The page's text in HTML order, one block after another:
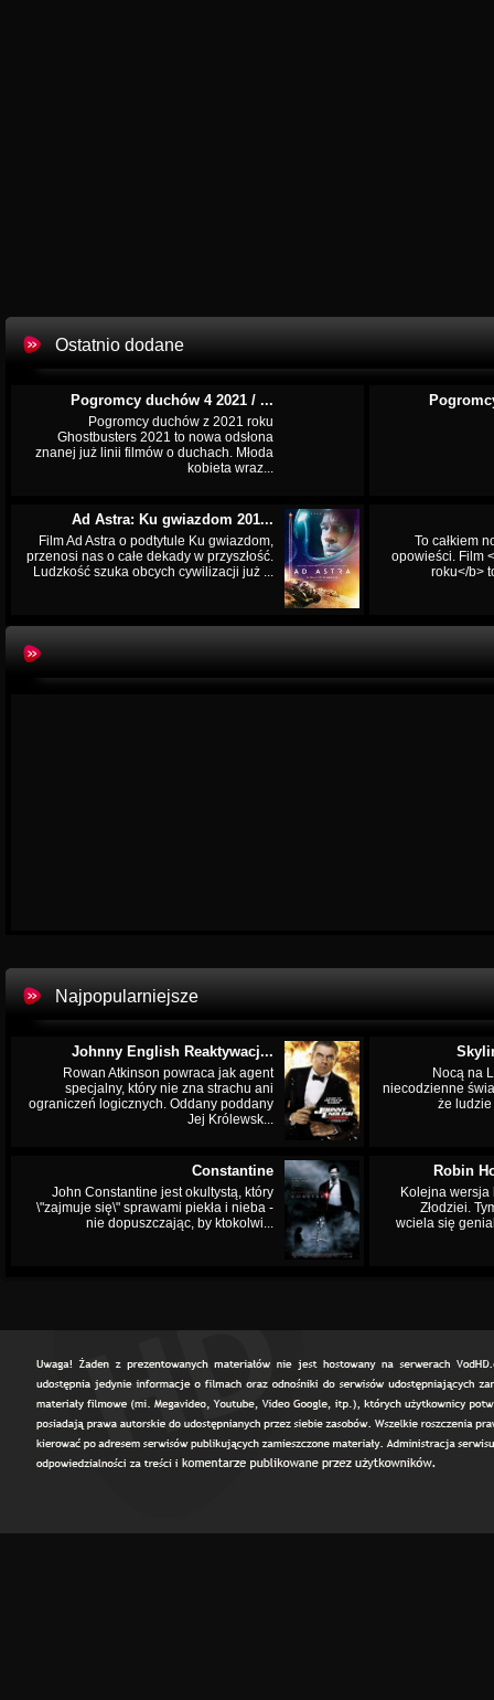
Ostatnio dodane
Pogromcy duchów 4 2021 / ...
Pogromcy duchów z 2021 roku
Ghostbusters 2021 to nowa odsłona
znanej już linii filmów o duchach. Młoda
kobieta wraz...
Ad Astra: Ku gwiazdom 201...
Film Ad Astra o podtytule Ku gwiazdom,
przenosi nas o całe dekady w przyszłość.
Ludzkość szuka obcych cywilizacji już ...
To całkiem
opowieści. Film
roku</b>
Najpopularniejsze
Johnny English Reaktywacj...
Rowan Atkinson powraca jak agent
specjalny, który nie zna strachu ani
ograniczeń logicznych. Oddany poddany
Jej Królewsk...
Nocą na
niecodzienne
że
Constantine
John Constantine jest okultystą, który
\"zajmuje się\" sprawami piekła i nieba -
nie dopuszczając, by ktokolwi...
Robin
Kolejna wersja
Złodziei.
wciela się